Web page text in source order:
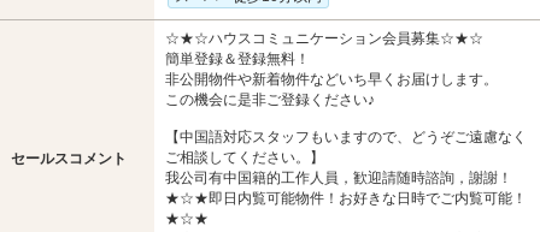
セールスコメント
☆★☆ハウスコミュニケーション会員募集☆★☆
簡単登録＆登録無料！
非公開物件や新着物件などいち早くお届けします。
この機会に是非ご登録ください♪
【中国語対応スタッフもいますので、どうぞご遠慮なく
ご相談してください。】
我公司有中国籍的工作人員，歓迎請随時諮詢，謝謝！
★☆★即日内覧可能物件！お好きな日時でご内覧可能！
★☆★